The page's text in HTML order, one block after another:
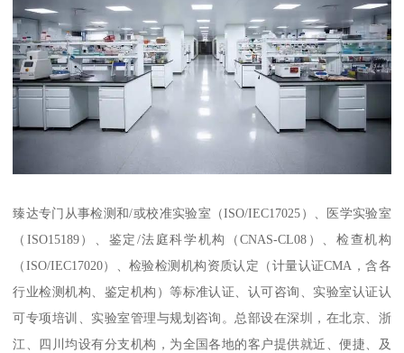
臻达专门从事检测和/或校准实验室（ISO/IEC17025）、医学实验室
（ISO15189）、鉴定/法庭科学机构（CNAS-CL08）、检查机构
（ISO/IEC17020）、检验检测机构资质认定（计量认证CMA，含各
行业检测机构、鉴定机构）等标准认证、认可咨询、实验室认证认
可专项培训、实验室管理与规划咨询。总部设在深圳，在北京、浙
江、四川均设有分支机构，为全国各地的客户提供就近、便捷、及